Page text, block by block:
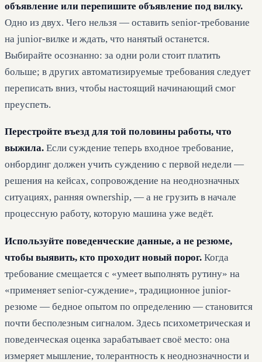
объявление или перепишите объявление под вилку.
Одно из двух. Чего нельзя — оставить senior-требование
на junior-вилке и ждать, что нанятый останется.
Выбирайте осознанно: за одни роли стоит платить
больше; в других автоматизируемые требования следует
переписать вниз, чтобы настоящий начинающий смог
преуспеть.
Перестройте въезд для той половины работы, что
выжила. Если суждение теперь входное требование,
онбординг должен учить суждению с первой недели —
решения на кейсах, сопровождение на неоднозначных
ситуациях, ранняя ownership, — а не грузить в начале
процессную работу, которую машина уже ведёт.
Используйте поведенческие данные, а не резюме,
чтобы выявить, кто проходит новый порог. Когда
требование смещается с «умеет выполнять рутину» на
«применяет senior-суждение», традиционное junior-
резюме — бедное опытом по определению — становится
почти бесполезным сигналом. Здесь психометрическая и
поведенческая оценка зарабатывает своё место: она
измеряет мышление, толерантность к неоднозначности и